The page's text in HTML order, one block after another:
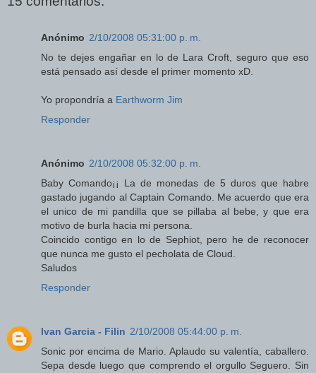
Anónimo 2/10/2008 05:31:00 p. m.
No te dejes engañar en lo de Lara Croft, seguro que eso
está pensado así desde el primer momento xD.
Yo propondría a Earthworm Jim
Responder
Anónimo 2/10/2008 05:32:00 p. m.
Baby Comando¡¡ La de monedas de 5 duros que habre
gastado jugando al Captain Comando. Me acuerdo que era
el unico de mi pandilla que se pillaba al bebe, y que era
motivo de burla hacia mi persona.
Coincido contigo en lo de Sephiot, pero he de reconocer
que nunca me gusto el pecholata de Cloud.
Saludos
Responder
Ivan Garcia - Filin 2/10/2008 05:44:00 p. m.
Sonic por encima de Mario. Aplaudo su valentía, caballero.
Sepa desde luego que comprendo el orgullo Seguero. Sin